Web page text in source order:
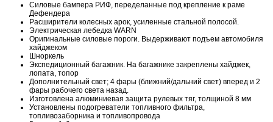
Силовые бампера РИФ, переделанные под крепление к раме
Дефендера
Расширители колесных арок, усиленные стальной полосой.
Электрическая лебедка WARN
Оригинальные силовые пороги. Выдерживают подъем автомобиля
хайджеком
Шноркель
Экспедиционный багажник. На багажнике закреплены хайджек,
лопата, топор
Дополнительный свет; 4 фары (ближний/дальний свет) вперед и 2
фары рабочего света назад.
Изготовлена алюминиевая защита рулевых тяг, толщиной 8 мм
Установлены подогреватели топливного фильтра,
топливозаборника и топливопровода